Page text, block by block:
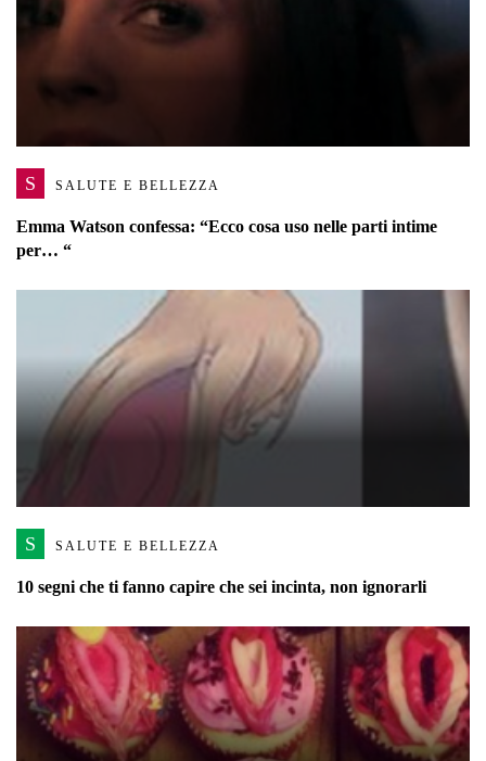
S SALUTE E BELLEZZA
Emma Watson confessa: “Ecco cosa uso nelle parti intime
per… “
S SALUTE E BELLEZZA
10 segni che ti fanno capire che sei incinta, non ignorarli